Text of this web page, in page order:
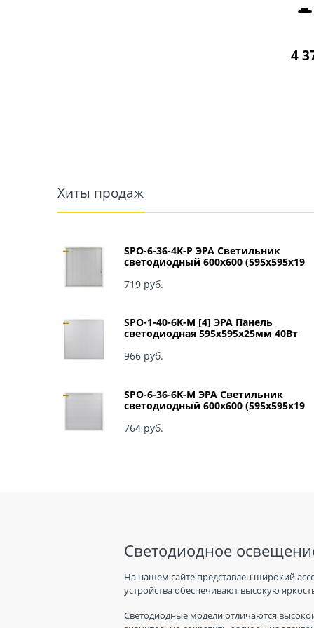
4
Хиты продаж
SPO-6-36-4K-P ЭРА Светильник
светодиодный 600х600 (595x595x19
Призма Б0039057
719 руб.
SPO-1-40-6K-M [4] ЭРА Панель
светодиодная 595x595x25мм 40Вт
966 руб.
SPO-6-36-6K-M ЭРА Светильник
светодиодный 600х600 (595x595x19
Матовый Б0039318
764 руб.
Светодиодное
На нашем сайте представлен широкий
устройства обеспечивают высокую
Светодиодные модели отличаются